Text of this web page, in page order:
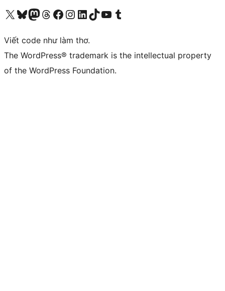
Truy cập tài khoản X (trước đây là Twitter) của chúng tôiVisit our Bluesky account
Visit our Mastodon account
Visit our Threads account
Xem trang Facebook của chúng tôiTruy cập tài khoản Instagram của chúng tôiTruy cập tài khoản LinkedIn của chúng tôiVisit our TikTok account
Truy cập kênh YouTube của chúng tôi Visit our Tumblr account
Viết code như làm thơ.
The WordPress® trademark is the intellectual property
of the WordPress Foundation.